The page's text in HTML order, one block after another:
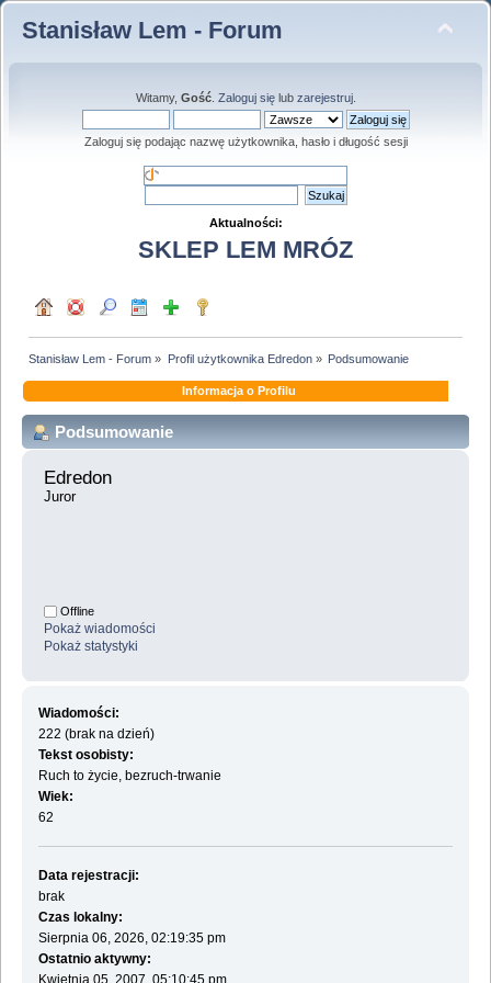
Stanisław Lem - Forum
Witamy, Gość. Zaloguj sięlub zarejestruj.
Zaloguj się podając nazwę użytkownika, hasło i długość sesji
Aktualności:
SKLEP LEM MRÓZ
Stanisław Lem - Forum » Profil użytkownika Edredon» Podsumowanie
Informacja o Profilu
Podsumowanie
Edredon
Juror
Offline
Pokaż wiadomości
Pokaż statystyki
Wiadomości:
222 (brak na dzień)
Tekst osobisty:
Ruch to życie, bezruch-trwanie
Wiek:
62
Data rejestracji:
brak
Czas lokalny:
Sierpnia 06, 2026, 02:19:35 pm
Ostatnio aktywny:
Kwietnia 05, 2007, 05:10:45 pm